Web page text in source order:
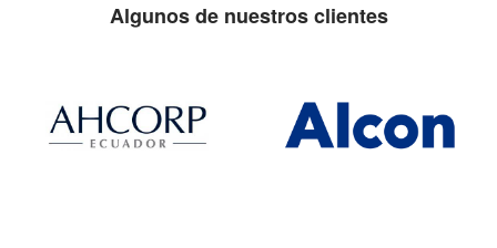
Algunos de nuestros clientes